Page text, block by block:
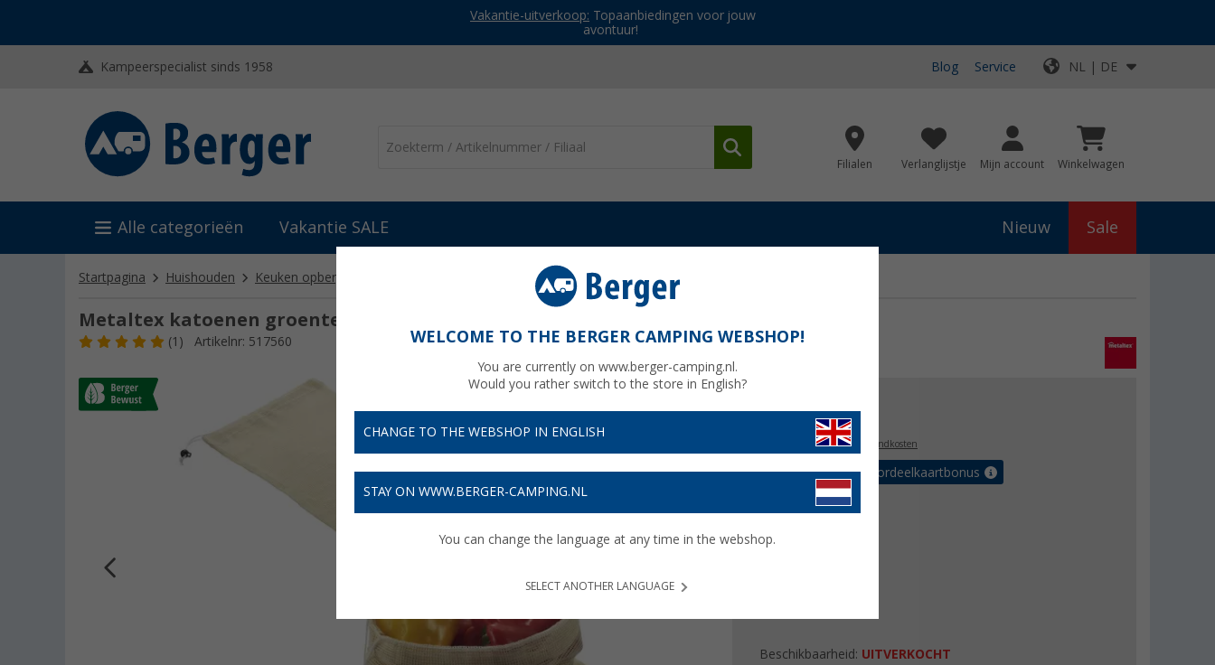
Vakantie-uitverkoop: Topaanbiedingen voor jouw
avontuur!
Kampeerspecialist sinds 1958 Blog Service NL | DE
Filialen Verlanglijstje Mijn account Winkelwagen
Alle categorieën Vakantie SALE Nieuw Sale
Startpagina Huishouden Keuken opbergartikelen Voedselopbergers / voorraaddozen Metaltex katoenen groente- en fruitnet
Metaltex katoenen groente- en fruitnet
(1) Artikelnr: 517560
€ 2,99
Prijzen incl. BTWplus verzendkosten
Verzeker tot 5% voordeelkaartbonus
Beschikbaarheid: UITVERKOCHT
WELCOME TO THE BERGER CAMPING WEBSHOP!
You are currently on www.berger-camping.nl.
Would you rather switch to the store in English?
CHANGE TO THE WEBSHOP IN ENGLISH
STAY ON WWW.BERGER-CAMPING.NL
You can change the language at any time in the webshop.
SELECT ANOTHER LANGUAGE